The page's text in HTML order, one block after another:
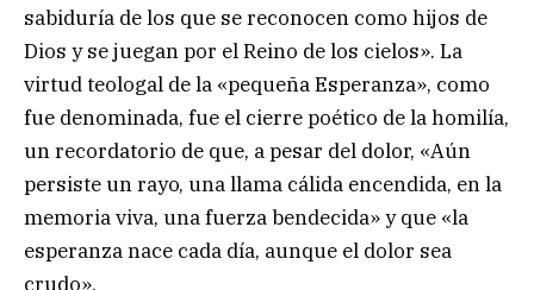
sabiduría de los que se reconocen como hijos de
Dios y se juegan por el Reino de los cielos». La
virtud teologal de la «pequeña Esperanza», como
fue denominada, fue el cierre poético de la homilía,
un recordatorio de que, a pesar del dolor, «Aún
persiste un rayo, una llama cálida encendida, en la
memoria viva, una fuerza bendecida» y que «la
esperanza nace cada día, aunque el dolor sea
crudo».